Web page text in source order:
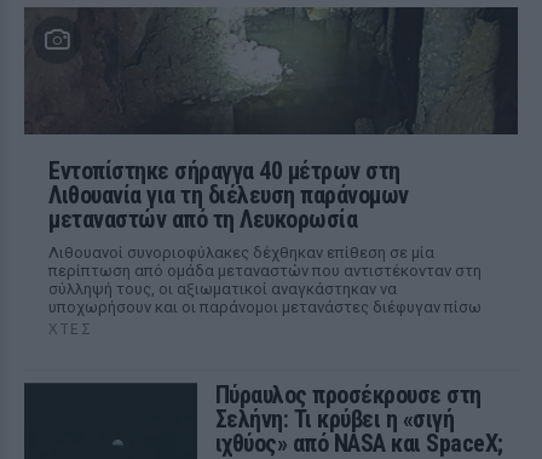
Εντοπίστηκε σήραγγα 40 μέτρων στη
Λιθουανία για τη διέλευση παράνομων
μεταναστών από τη Λευκορωσία
Λιθουανοί συνοριοφύλακες δέχθηκαν επίθεση σε μία
περίπτωση από ομάδα μεταναστών που αντιστέκονταν στη
σύλληψή τους, οι αξιωματικοί αναγκάστηκαν να
υποχωρήσουν και οι παράνομοι μετανάστες διέφυγαν πίσω
ΧΤΕΣ
Πύραυλος προσέκρουσε στη
Σελήνη: Τι κρύβει η «σιγή
ιχθύος» από NASA και SpaceX;